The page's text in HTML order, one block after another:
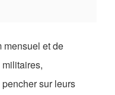
mensuel et de
sur leurs